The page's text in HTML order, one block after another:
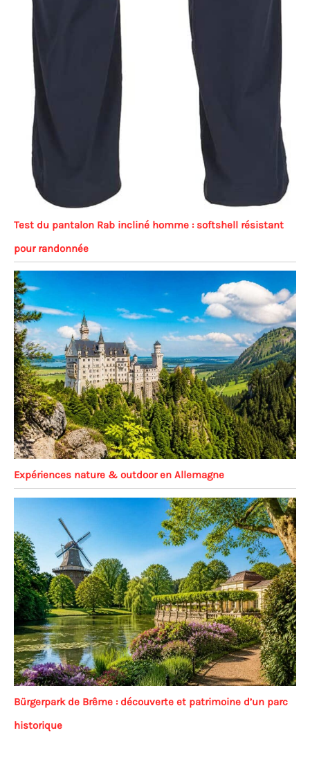
Test du pantalon Rab incliné homme : softshell résistant
pour randonnée
Expériences nature & outdoor en Allemagne
Bürgerpark de Brême : découverte et patrimoine d’un parc
historique